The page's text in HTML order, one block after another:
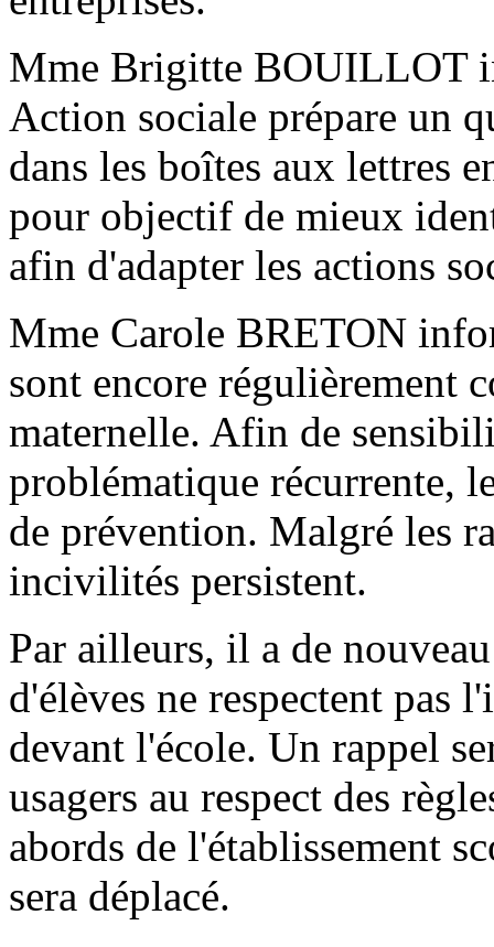
Mme Brigitte BOUILLOT
Action sociale prépare un
dans les boîtes aux lettres
pour objectif de mieux
afin d'adapter les actions
Mme Carole BRETON
sont encore régulièrement
maternelle. Afin de
problématique récurrente,
de prévention. Malgré les
incivilités persistent.
Par ailleurs, il a de
d'élèves ne respectent pas
devant l'école. Un rappel
usagers au respect des
abords de l'établissement
sera déplacé.